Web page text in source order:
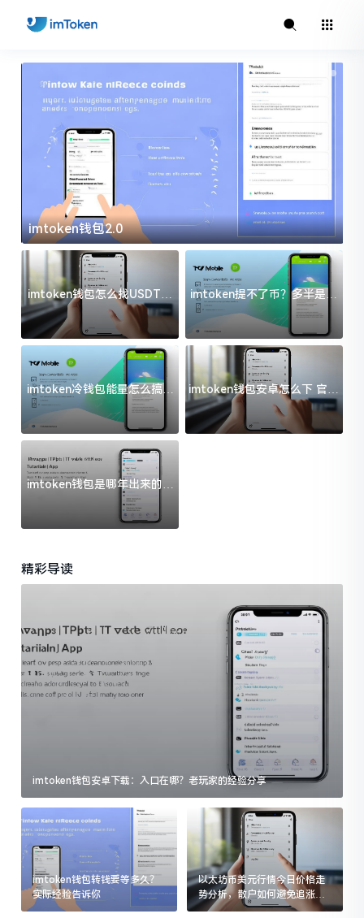
imtoken钱包2.0
imtoken钱包怎么找USDT地
址？三步搞定不踩坑
imtoken提不了币？多半是这
几件事没处理好
imtoken冷钱包能量怎么搞？
过来人告诉你门道
imtoken钱包安卓怎么下 官方
渠道避坑指南
imtoken钱包是哪年出来的？
一文给你说清楚
精彩导读
imtoken钱包安卓下载：入口在哪？老玩家的经验分享
imtoken钱包转钱要等多久？
实际经验告诉你
以太坊币美元行情今日价格走
势分析，散户如何避免追涨杀
跌被套牢